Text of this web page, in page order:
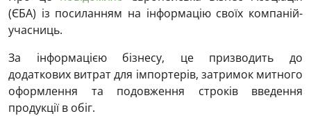
(ЄБА) із посиланням на інформацію своїх компаній-
учасниць.
За інформацією бізнесу, це призводить до
додаткових витрат для імпортерів, затримок митного
оформлення та подовження строків введення
продукції в обіг.